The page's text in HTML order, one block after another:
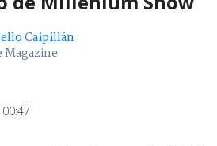
Caipillán
Magazine